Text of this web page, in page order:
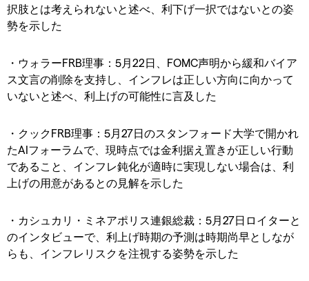
択肢とは考えられないと述べ、利下げ一択ではないとの姿
勢を示した
・ウォラーFRB理事：5月22日、FOMC声明から緩和バイア
ス文言の削除を支持し、インフレは正しい方向に向かって
いないと述べ、利上げの可能性に言及した
・クックFRB理事：5月27日のスタンフォード大学で開かれ
たAIフォーラムで、現時点では金利据え置きが正しい行動
であること、インフレ鈍化が適時に実現しない⁠場合は、利
上げの用意があるとの見解を示した
・カシュカリ・ミネアポリス連銀総裁：5月27日ロイターと
のインタビューで、利上げ時期の予測は時期尚早としなが
らも、インフレリスクを注視する姿勢を示した